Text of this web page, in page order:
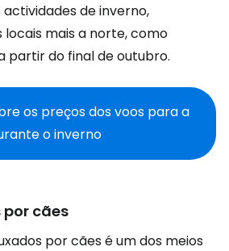
de inverno,
mais a norte, como
partir do final de outubro.
os preços dos voos para a
o inverno
por cães
por cães é um dos meios